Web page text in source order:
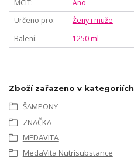
MCIT
Ano
Určeno pro
Ženy i muže
Balení
1250 ml
Zboží zařazeno v kategoriích
ŠAMPONY
ZNAČKA
MEDAVITA
MedaVita Nutrisubstance